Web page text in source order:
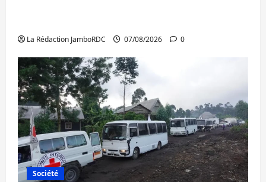
La Rédaction JamboRDC 07/08/2026 0
Société